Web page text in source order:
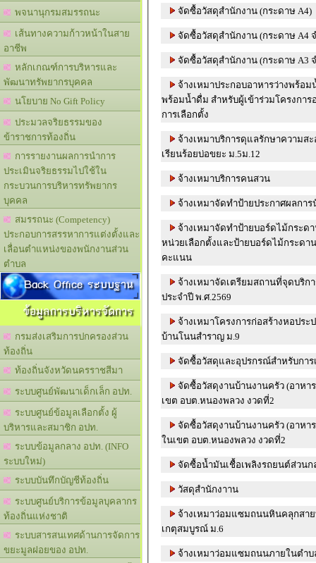
พจนานุกรมสมรรถนะ
เส้นทางความก้าวหน้าในสาย
อาชีพ
หลักเกณฑ์การบริหารและ
พัฒนาทรัพยากรบุคคล
นโยบาย No Gift Policy
ประมวลจริยธรรมของ
ข้าราชการท้องถิ่น
การรายงานผลการนำการ
ประเมินจริยธรรมไปใช้ใน
กระบวนการบริหารทรัพยากร
บุคคล
สมรรถนะ (Competency)
ประกอบการสรรหาการแต่งตั้งและ
เลื่อนตำแหน่งของพนักงานส่วน
ตำบล
Back Office ระบบฐาน
ข้อมูลการบริหารจัดการ
กรมส่งเสริมการปกครองส่วน
ท้องถิ่น
ท้องถิ่นจังหวัดนครราชสีมา
ระบบศูนย์พัฒนาเด็กเล็ก อปท.
ระบบศูนย์ข้อมูลเลือกตั้ง ผู้
บริหารและสมาชิก อปท.
ระบบข้อมูลกลาง อปท. (INFO
ระบบใหม่)
ระบบบันทึกบัญชีท้องถิ่น
ระบบศูนย์บริการข้อมูลบุคลากร
ท้องถิ่นแห่งชาติ
ระบบสารสนเทศด้านการจัดการ
ขยะมูลฝอยของ อปท.
จัดซื้อวัสดุสำนักงาน (กระดาษ A4)
จัดซื้อวัสดุสำนักงาน (กระดาษ A4
จัดซื้อวัสดุสำนักงาน (กระดาษ A3
จ้างเหมาประกอบอาหารว่างพร้อ
พร้อมน้ำดื่ม สำหรับผู้เข้าร่วมโครงการ
การเลือกตั้ง
จ้างเหมาบริการดุแลรักษาความส
เรียนร้อยบ่อขยะ ม.5ม.12
จ้างเหมาบริการคนสวน
จ้างเหมาจัดทำป้ายประกาศผลกา
จ้างเหมาจัดทำป้ายบอร์ดไม้กระด
หน่วยเลือกตั้งและป้ายบอร์ดไม้กระด
คะแนน
จ้างเหมาจัดเตรียมสถานที่จุดบริก
ประจำปี พ.ศ.2569
จ้างเหมาโครงการก่อสร้างหอประ
บ้านโนนสำราญ ม.9
จัดซื้อวัสดุและอุปรกรณ์สำหรับการ
จัดซื้อวัสดุงานบ้านงานครัว (อาหา
เขต อบต.หนองพลวง งวดที่2
จัดซื้อวัสดุงานบ้านงานครัว (อาหา
ในเขต อบต.หนองพลวง งวดที่2
จัดซื้อน้ำมันเชื้อเพลิงรถยนต์ส่วนก
วัสดุสำนักงาาน
จ้างเหมาว่อมแซมถนนหินคลุกสา
เกตุสมบูรณ์ ม.6
จ้างเหมาว่อมแซมถนนภายในตำ